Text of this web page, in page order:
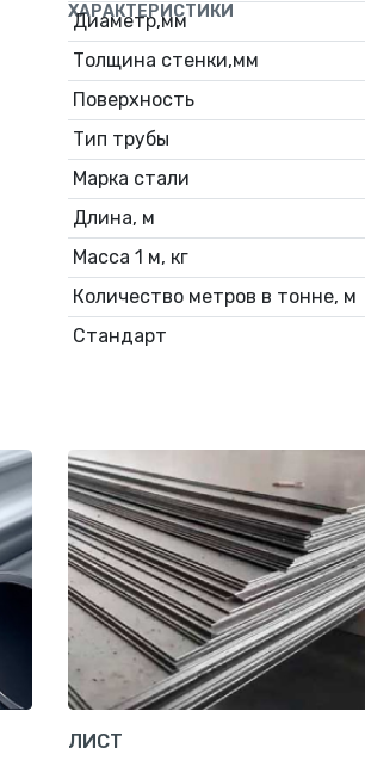
ХАРАКТЕРИСТИКИ
Диаметр,мм
Толщина стенки,мм
Поверхность
Тип трубы
Марка стали
Длина, м
Масса 1 м, кг
Количество метров в тонне, м
Стандарт
ЛИСТ